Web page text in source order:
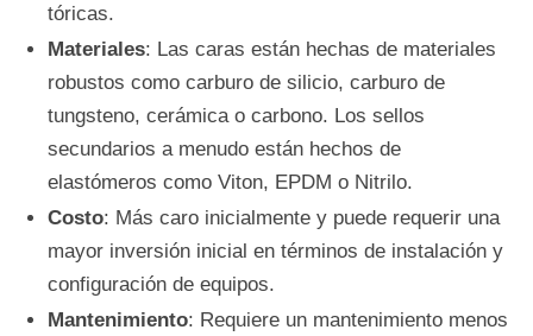
tóricas.
Materiales: Las caras están hechas de materiales
robustos como carburo de silicio, carburo de
tungsteno, cerámica o carbono. Los sellos
secundarios a menudo están hechos de
elastómeros como Viton, EPDM o Nitrilo.
Costo: Más caro inicialmente y puede requerir una
mayor inversión inicial en términos de instalación y
configuración de equipos.
Mantenimiento: Requiere un mantenimiento menos